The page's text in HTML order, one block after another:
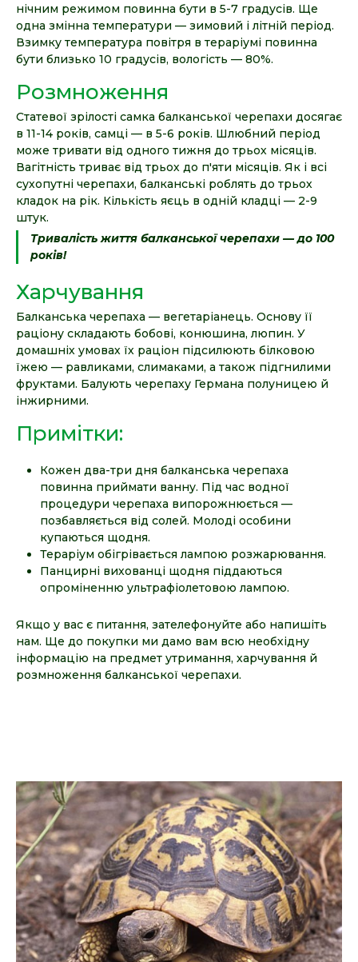
нічним режимом повинна бути в 5-7 градусів. Ще
одна змінна температури — зимовий і літній період.
Взимку температура повітря в тераріумі повинна
бути близько 10 градусів, вологість — 80%.
Розмноження
Статевої зрілості самка балканської черепахи досягає
в 11-14 років, самці — в 5-6 років. Шлюбний період
може тривати від одного тижня до трьох місяців.
Вагітність триває від трьох до п'яти місяців. Як і всі
сухопутні черепахи, балканські роблять до трьох
кладок на рік. Кількість яєць в одній кладці — 2-9
штук.
Тривалість життя балканської черепахи — до 100
років!
Харчування
Балканська черепаха — вегетаріанець. Основу її
раціону складають бобові, конюшина, люпин. У
домашніх умовах їх раціон підсилюють білковою
їжею — равликами, слимаками, а також підгнилими
фруктами. Балують черепаху Германа полуницею й
інжирними.
Примітки:
Кожен два-три дня балканська черепаха
повинна приймати ванну. Під час водної
процедури черепаха випорожнюється —
позбавляється від солей. Молоді особини
купаються щодня.
Тераріум обігрівається лампою розжарювання.
Панцирні вихованці щодня піддаються
опроміненню ультрафіолетовою лампою.
Якщо у вас є питання, зателефонуйте або напишіть
нам. Ще до покупки ми дамо вам всю необхідну
інформацію на предмет утримання, харчування й
розмноження балканської черепахи.